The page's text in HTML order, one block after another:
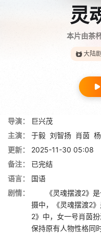
灵
本片由茶
大陆剧
导演：
巨兴茂
主演：
于毅 刘智扬 肖茵
更新：
2025-11-30 05:08
备注：
已完结
语言：
国语
剧情：
《灵魂摆渡2》是
摄中，《灵魂摆渡2
2》中，女一号肖茵
保持原有人物性格同